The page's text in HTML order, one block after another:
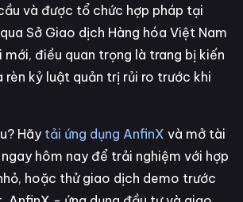
và được tổ chức hợp pháp tại
Sở Giao dịch Hàng hóa Việt Nam
mới, điều quan trọng là trang bị kiến
rèn kỷ luật quản trị rủi ro trước khi
Hãy tải ứng dụng AnfinX và mở tài
hôm nay để trải nghiệm với hợp
hoặc thử giao dịch demo trước